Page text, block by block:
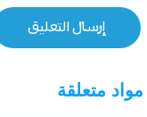
مواد متعلقة